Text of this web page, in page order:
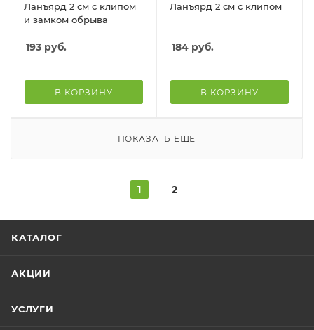
Ланъярд 2 см с клипом
и замком обрыва
193 руб.
В КОРЗИНУ
Ланъярд 2 см с клипом
184 руб.
В КОРЗИНУ
ПОКАЗАТЬ ЕЩЕ
1 2
КАТАЛОГ
АКЦИИ
УСЛУГИ